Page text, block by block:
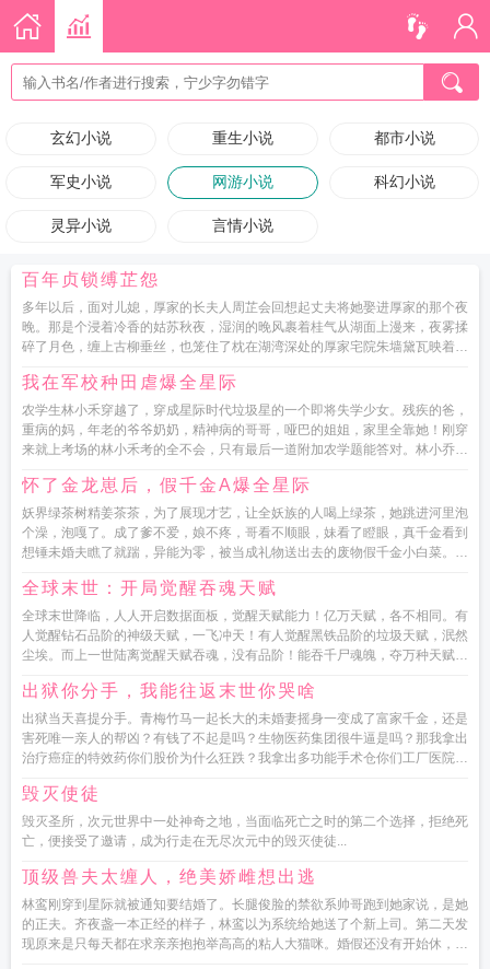
玄幻小说 重生小说 都市小说
军史小说 网游小说 科幻小说
灵异小说 言情小说
百年贞锁缚芷怨
多年以后，面对儿媳，厚家的长夫人周芷会回想起丈夫将她娶进厚家的那个夜
晚。那是个浸着冷香的姑苏秋夜，湿润的晚风裹着桂气从湖面上漫来，夜雾揉
碎了月色，缠上古柳垂丝，也笼住了枕在湖湾深处的厚家宅院朱墙黛瓦映着朦
我在军校种田虐爆全星际
农学生林小禾穿越了，穿成星际时代垃圾星的一个即将失学少女。残疾的爸，
重病的妈，年老的爷爷奶奶，精神病的哥哥，哑巴的姐姐，家里全靠她！刚穿
来就上考场的林小禾考的全不会，只有最后一道附加农学题能答对。林小乔走
怀了金龙崽后，假千金A爆全星际
妖界绿茶树精姜茶茶，为了展现才艺，让全妖族的人喝上绿茶，她跳进河里泡
个澡，泡嘎了。成了爹不爱，娘不疼，哥看不顺眼，妹看了瞪眼，真千金看到
想锤未婚夫瞧了就踹，异能为零，被当成礼物送出去的废物假千金小白菜。身
全球末世：开局觉醒吞魂天赋
全球末世降临，人人开启数据面板，觉醒天赋能力！亿万天赋，各不相同。有
人觉醒钻石品阶的神级天赋，一飞冲天！有人觉醒黑铁品阶的垃圾天赋，泯然
尘埃。而上一世陆离觉醒天赋吞魂，没有品阶！能吞千尸魂魄，夺万种天赋！
出狱你分手，我能往返末世你哭啥
出狱当天喜提分手。青梅竹马一起长大的未婚妻摇身一变成了富家千金，还是
害死唯一亲人的帮凶？有钱了不起是吗？生物医药集团很牛逼是吗？那我拿出
治疗癌症的特效药你们股价为什么狂跌？我拿出多功能手术仓你们工厂医院为
毁灭使徒
毁灭圣所，次元世界中一处神奇之地，当面临死亡之时的第二个选择，拒绝死
亡，便接受了邀请，成为行走在无尽次元中的毁灭使徒...
顶级兽夫太缠人，绝美娇雌想出逃
林鸾刚穿到星际就被通知要结婚了。长腿俊脸的禁欲系帅哥跑到她家说，是她
的正夫。齐夜盏一本正经的样子，林鸾以为系统给她送了个新上司。第二天发
现原来是只每天都在求亲亲抱抱举高高的粘人大猫咪。婚假还没有开始休，林